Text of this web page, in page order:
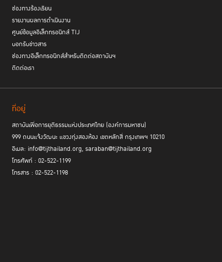
ช่องทางร้องเรียน
รายงานผลการดำเนินงาน
ศูนย์ข้อมูลอิเล็กทรอนิกส์ TIJ
บอกรับข่าวสาร
ช่องทางอิเล็กทรอนิกส์สำหรับติดต่อสถาบันฯ
ติดต่อเรา
ที่อยู่
สถาบันเพื่อการยุติธรรมแห่งประเทศไทย (องค์การมหาชน)
999 ถนนแจ้งวัฒนะ แขวงทุ่งสองห้อง เขตหลักสี่ กรุงเทพฯ 10210
อีเมล: info@tijthailand.org, saraban@tijthailand.org
โทรศัพท์ : 02-522-1199
โทรสาร : 02-522-1198